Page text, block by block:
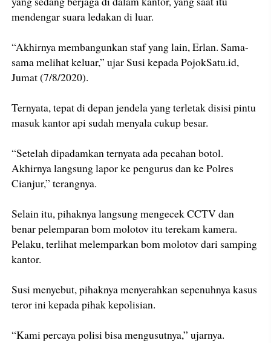
mendengar suara ledakan di luar.
“Akhirnya membangunkan staf yang lain, Erlan. Sama-
sama melihat keluar,” ujar Susi kepada PojokSatu.id,
Jumat (7/8/2020).
Ternyata, tepat di depan jendela yang terletak disisi pintu
masuk kantor api sudah menyala cukup besar.
“Setelah dipadamkan ternyata ada pecahan botol.
Akhirnya langsung lapor ke pengurus dan ke Polres
Cianjur,” terangnya.
Selain itu, pihaknya langsung mengecek CCTV dan
benar pelemparan bom molotov itu terekam kamera.
Pelaku, terlihat melemparkan bom molotov dari samping
kantor.
Susi menyebut, pihaknya menyerahkan sepenuhnya kasus
teror ini kepada pihak kepolisian.
“Kami percaya polisi bisa mengusutnya,” ujarnya.